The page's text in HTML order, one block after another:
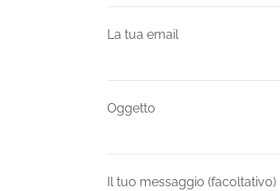
La tua email
Oggetto
Il tuo messaggio (facoltativo)